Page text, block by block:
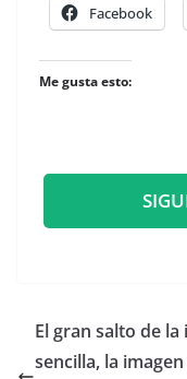
Facebook
Me gusta esto:
​El gran salto de
sencilla, la